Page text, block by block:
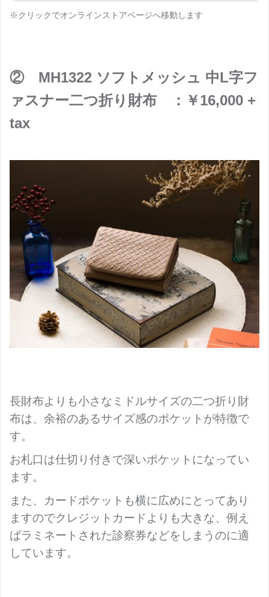
※クリックでオンラインストアページへ移動します
② MH1322 ソフトメッシュ 中L字フ
ァスナー二つ折り財布 ：￥16,000 +
tax
長財布よりも小さなミドルサイズの二つ折り財
布は、余裕のあるサイズ感のポケットが特徴で
す。
お札口は仕切り付きで深いポケットになってい
ます。
また、カードポケットも横に広めにとってあり
ますのでクレジットカードよりも大きな、例え
ばラミネートされた診察券などをしまうのに適
しています。